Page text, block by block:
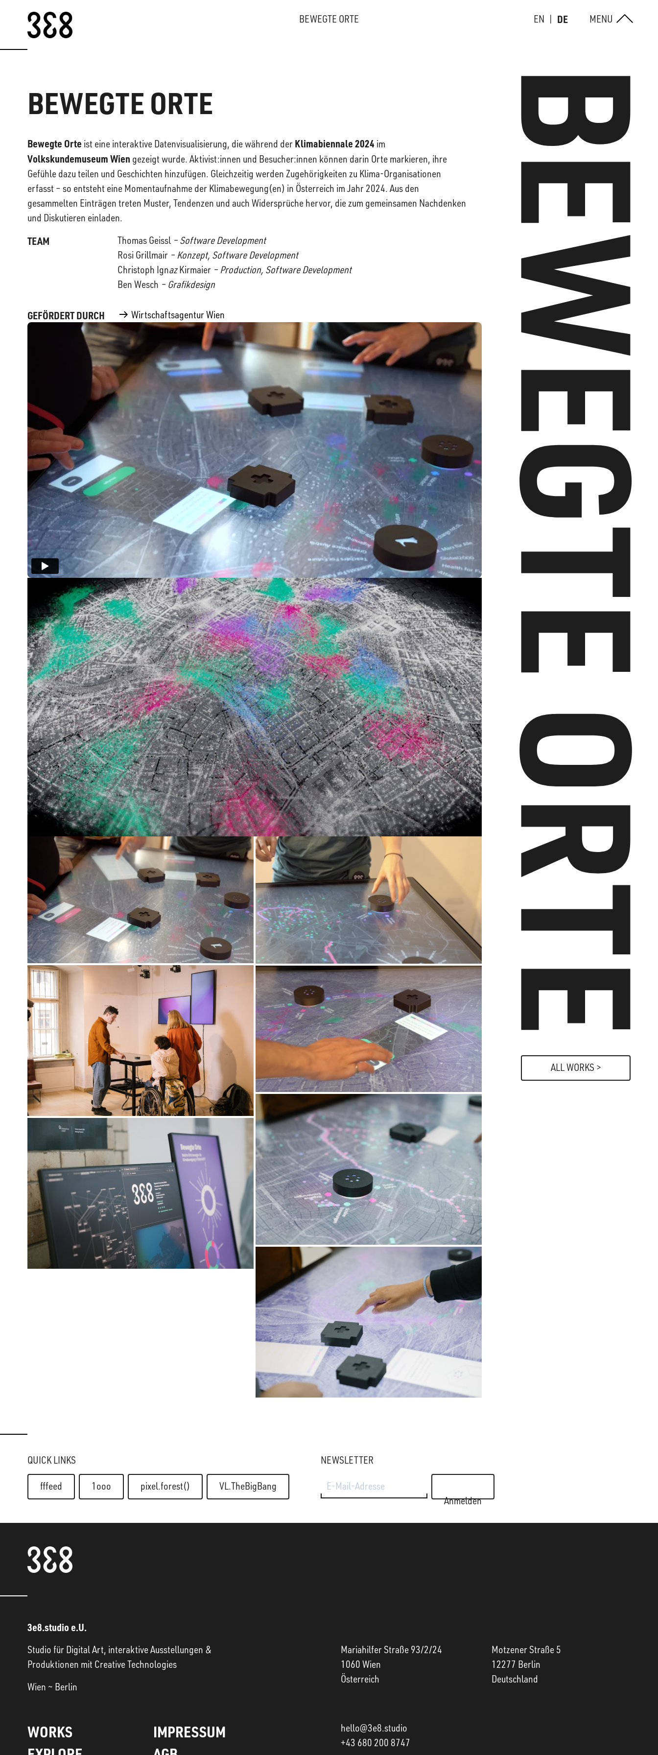
BEWEGTE ORTE
EN DE MENU
ALL WORKS >
BEWEGTE ORTE
Bewegte Orte ist eine interaktive Datenvisualisierung, die während der Klimabiennale 2024 im
Volkskundemuseum Wien gezeigt wurde. Aktivist:innen und Besucher:innen können darin Orte markieren, ihre
Gefühle dazu teilen und Geschichten hinzufügen. Gleichzeitig werden Zugehörigkeiten zu Klima-Organisationen
erfasst – so entsteht eine Momentaufnahme der Klimabewegung(en) in Österreich im Jahr 2024. Aus den
gesammelten Einträgen treten Muster, Tendenzen und auch Widersprüche hervor, die zum gemeinsamen Nachdenken
und Diskutieren einladen.
TEAM Thomas Geissl – Software Development
Rosi Grillmair – Konzept, Software Development
Christoph IgnazKirmaier – Production, Software Development
Ben Wesch – Grafikdesign
GEFÖRDERT DURCH Wirtschaftsagentur Wien
QUICK LINKS
fffeed 1ooo pixel.forest() VL.TheBigBang
NEWSLETTER
Anmelden
3e8.studio e.U.
Studio für Digital Art, interaktive Ausstellungen &
Produktionen mit Creative Technologies
Wien ~ Berlin
WORKS
IMPRESSUM
Mariahilfer Straße 93/2/24
1060 Wien
Österreich
Motzener Straße 5
12277 Berlin
Deutschland
hello@3e8.studio
+43 680 200 8747